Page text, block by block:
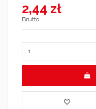
2,44 zł
Brutto